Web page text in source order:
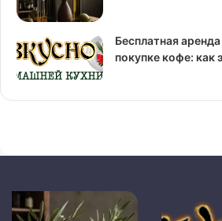
Бесплатная
покупке кофе: как
Бесплатная
аренда
резать